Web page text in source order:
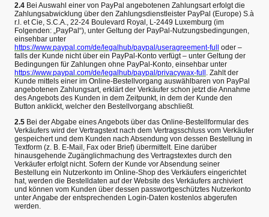
2.4 Bei Auswahl einer von PayPal angebotenen Zahlungsart erfolgt die
Zahlungsabwicklung über den Zahlungsdienstleister PayPal (Europe) S.à
r.l. et Cie, S.C.A., 22-24 Boulevard Royal, L-2449 Luxemburg (im
Folgenden: „PayPal“), unter Geltung der PayPal-Nutzungsbedingungen,
einsehbar unter
https://www.paypal.com/de/legalhub/paypal/useragreement-full oder –
falls der Kunde nicht über ein PayPal-Konto verfügt – unter Geltung der
Bedingungen für Zahlungen ohne PayPal-Konto, einsehbar unter
https://www.paypal.com/de/legalhub/paypal/privacywax-full . Zahlt der
Kunde mittels einer im Online-Bestellvorgang auswählbaren von PayPal
angebotenen Zahlungsart, erklärt der Verkäufer schon jetzt die Annahme
des Angebots des Kunden in dem Zeitpunkt, in dem der Kunde den
Button anklickt, welcher den Bestellvorgang abschließt.
2.5 Bei der Abgabe eines Angebots über das Online-Bestellformular des
Verkäufers wird der Vertragstext nach dem Vertragsschluss vom Verkäufer
gespeichert und dem Kunden nach Absendung von dessen Bestellung in
Textform (z. B. E-Mail, Fax oder Brief) übermittelt. Eine darüber
hinausgehende Zugänglichmachung des Vertragstextes durch den
Verkäufer erfolgt nicht. Sofern der Kunde vor Absendung seiner
Bestellung ein Nutzerkonto im Online-Shop des Verkäufers eingerichtet
hat, werden die Bestelldaten auf der Website des Verkäufers archiviert
und können vom Kunden über dessen passwortgeschütztes Nutzerkonto
unter Angabe der entsprechenden Login-Daten kostenlos abgerufen
werden.